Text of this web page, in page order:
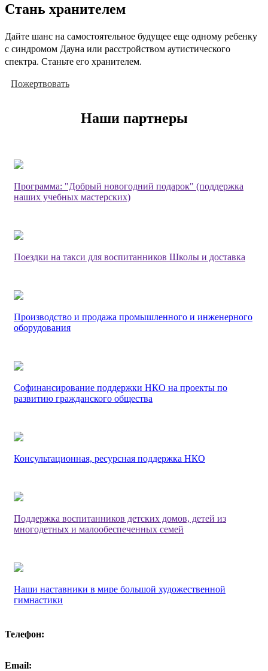
Стань хранителем
Дайте шанс на самостоятельное будущее еще одному ребенку
с синдромом Дауна или расстройством аутистического
спектра. Станьте его хранителем.
Пожертвовать
Наши партнеры
Программа: "Добрый новогодний подарок" (поддержка
наших учебных мастерских)
Поездки на такси для воспитанников Школы и доставка
Производство и продажа промышленного и инженерного
оборудования
Софинансирование поддержки НКО на проекты по
развитию гражданского общества
Консультационная, ресурсная поддержка НКО
Поддержка воспитанников детских домов, детей из
многодетных и малообеспеченных семей
Наши наставники в мире большой художественной
гимнастики
Телефон:
Email: